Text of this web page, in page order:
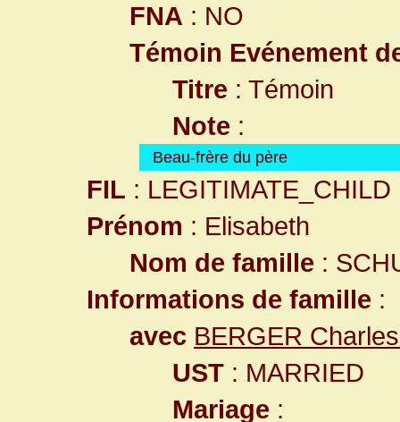
FNA : NO
Témoin Evénement
Titre : Témoin
Note :
Beau-frère du père
FIL : LEGITIMATE_CHILD
Prénom : Elisabeth
Nom de famille :
Informations de famille :
avec BERGER
UST : MARRIED
Mariage :